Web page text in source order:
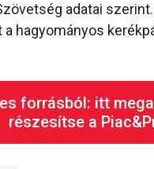
adatai
hagyományos
forrásból: itt
részesítse a